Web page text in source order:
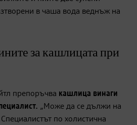
в чаша вода веднъж на
за кашлицата при
препоръчва кашлица винаги
„Може да се дължи на
по холистична